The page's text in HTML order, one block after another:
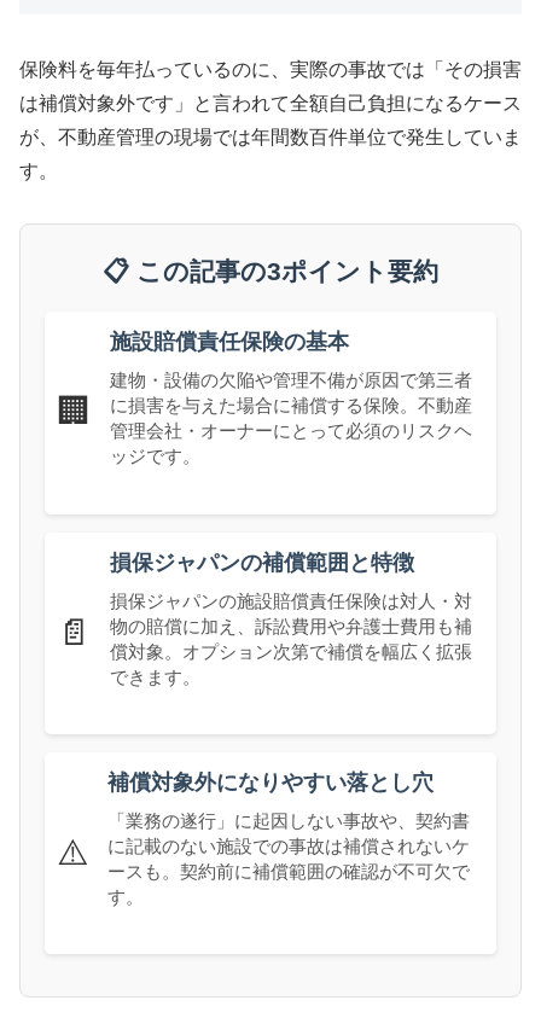
保険料を毎年払っているのに、実際の事故では「その損害
は補償対象外です」と言われて全額自己負担になるケース
が、不動産管理の現場では年間数百件単位で発生していま
す。
📋 この記事の3ポイント要約
🏢
施設賠償責任保険の基本
建物・設備の欠陥や管理不備が原因で第三者
に損害を与えた場合に補償する保険。不動産
管理会社・オーナーにとって必須のリスクヘ
ッジです。
📄
損保ジャパンの補償範囲と特徴
損保ジャパンの施設賠償責任保険は対人・対
物の賠償に加え、訴訟費用や弁護士費用も補
償対象。オプション次第で補償を幅広く拡張
できます。
⚠️
補償対象外になりやすい落とし穴
「業務の遂行」に起因しない事故や、契約書
に記載のない施設での事故は補償されないケ
ースも。契約前に補償範囲の確認が不可欠で
す。